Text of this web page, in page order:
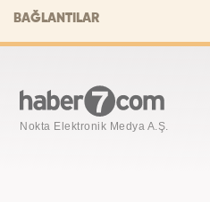
BAĞLANTILAR
Nokta Elektronik Medya A.Ş.